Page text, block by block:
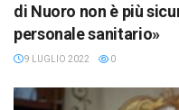
di Nuoro non è più
personale sanitario»
9 LUGLIO 2022 0